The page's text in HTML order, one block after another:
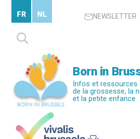
contenu
principal
NEWSLETTER
Rechercher :
FR NL
Born in
Infos et ressources
de la grossesse, la
et la petite enfance